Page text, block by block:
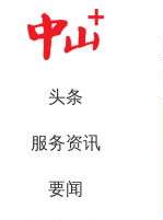
头条
服务资讯
要闻